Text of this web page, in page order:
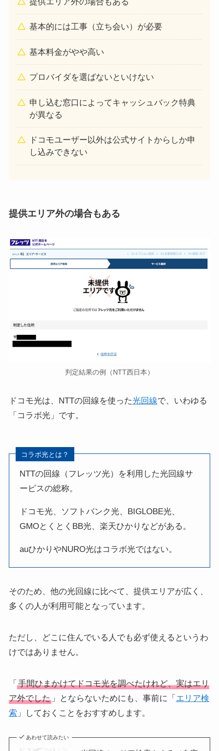
基本的には工事（立ち会い）が必要
基本料金がやや高い
プロバイダを選ばないといけない
申し込む窓口によってキャッシュバック特典
が異なる
ドコモユーザー以外は公式サイトからしか申
し込みできない
提供エリア外の場合もある
判定結果の例（NTT西日本）
ドコモ光は、NTTの回線を使った光回線で、いわゆる
「コラボ光」です。
コラボ光とは？
NTTの回線（フレッツ光）を利用した光回線サ
ービスの総称。
ドコモ光、ソフトバンク光、BIGLOBE光、
GMOとくとくBB光、楽天ひかりなどがある。
auひかりやNURO光はコラボ光ではない。
そのため、他の光回線に比べて、提供エリアが広く、
多くの人が利用可能となっています。
ただし、どこに住んでいる人でも必ず使えるというわ
けではありません。
「 手間ひまかけてドコモ光を調べたけれど、実はエリ
ア外でした」とならないためにも、事前に「 エリア検
索 」しておくことをおすすめします。
あわせて読みたい